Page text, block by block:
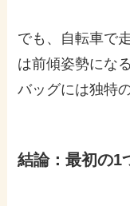
でも、自転車で
は前傾姿勢にな
バッグには独特
結論：最初の1